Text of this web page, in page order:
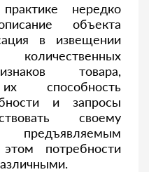
нередко
объекта
в извещении
товара,
способность
и запросы
своему
потребности